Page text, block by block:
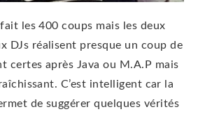
les 400 coups mais les deux
DJs réalisent presque un coup de
certes après Java ou M.A.P mais
C’est intelligent car la
de suggérer quelques vérités